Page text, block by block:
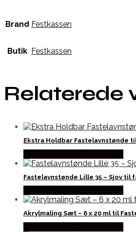
Brand Festkassen
Butik Festkassen
Relaterede
Ekstra Holdbar Fastelavnstønde
Fastelavnstønde Lille 35 – Sjov til
Akrylmaling Sæt – 6 x 20 ml til